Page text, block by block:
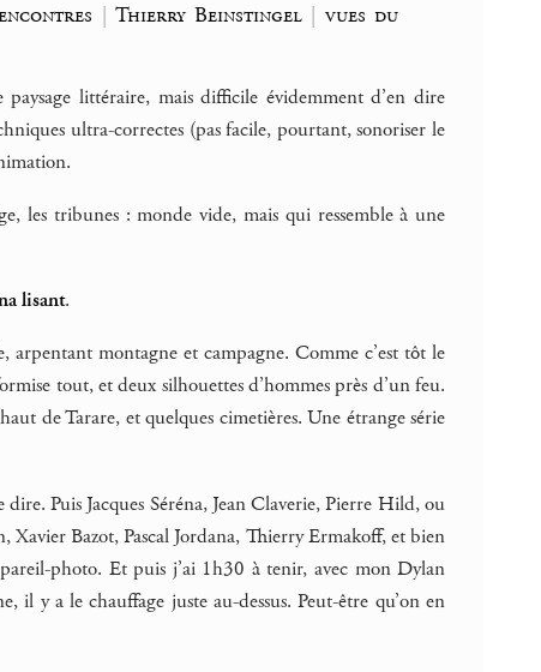
| Thierry Beinstingel | vues du
littéraire, mais difficile évidemment d’en dire
ultra-correctes (pas facile, pourtant, sonoriser le
les tribunes : monde vide, mais qui ressemble à une
lisant.
arpentant montagne et campagne. Comme c’est tôt le
tout, et deux silhouettes d’hommes près d’un feu.
de Tarare, et quelques cimetières. Une étrange série
Puis Jacques Séréna, Jean Claverie, Pierre Hild, ou
Bazot, Pascal Jordana, Thierry Ermakoff, et bien
photo. Et puis j’ai 1h30 à tenir, avec mon Dylan
il y a le chauffage juste au-dessus. Peut-être qu’on en